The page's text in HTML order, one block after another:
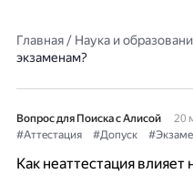
Главная/ Наука и
экзаменам?
Вопрос для Поиска с Алисой
20
#Аттестация
#Допуск
Как неаттестация